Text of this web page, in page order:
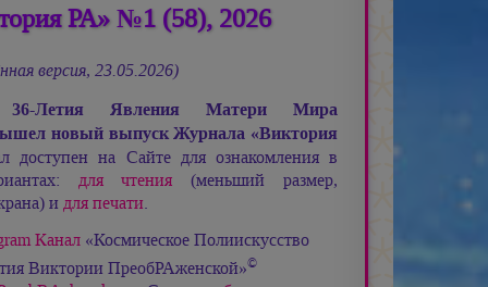
РА» №1 (58), 2026
версия, 23.05.2026)
Летия Явления Матери Мира
новый выпуск Журнала «Виктория
доступен на Сайте для ознакомления в
для чтения (меньший размер,
и для печати.
Канал «Космическое Полиискусство
Виктории ПреобРАженской»©